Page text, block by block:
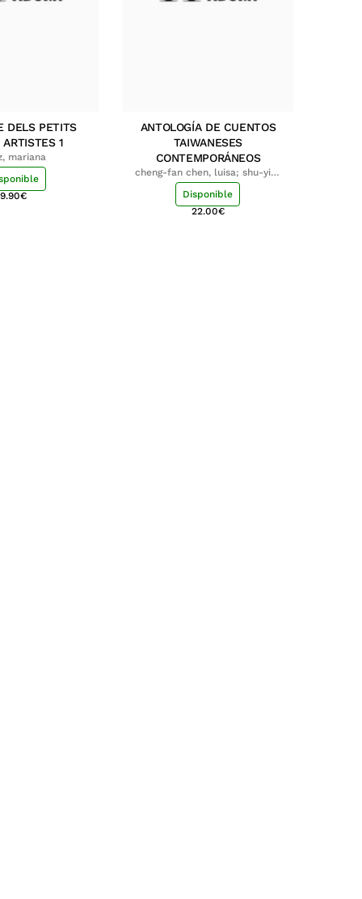
DELS PETITS
ARTISTES 1
mariana
9.90€
ANTOLOGÍA DE CUENTOS
TAIWANESES
CONTEMPORÁNEOS
cheng-fan chen, luisa; shu-ying
chang, luisa
Disponible
22.00€